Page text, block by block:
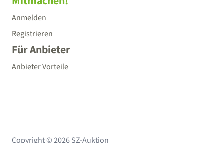
Anmelden
Registrieren
Für Anbieter
Anbieter Vorteile
Copyright © 2026 SZ-Auktion